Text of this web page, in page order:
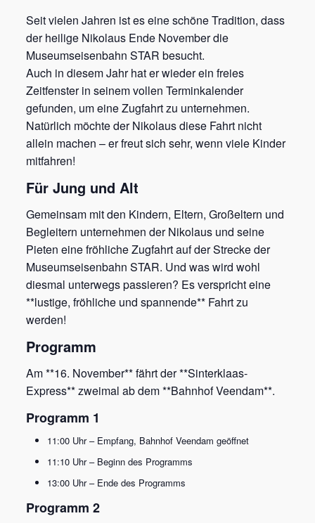
Seit vielen Jahren ist es eine schöne Tradition, dass
der heilige Nikolaus Ende November die
Museumseisenbahn STAR besucht.
Auch in diesem Jahr hat er wieder ein freies
Zeitfenster in seinem vollen Terminkalender
gefunden, um eine Zugfahrt zu unternehmen.
Natürlich möchte der Nikolaus diese Fahrt nicht
allein machen – er freut sich sehr, wenn viele Kinder
mitfahren!
Für Jung und Alt
Gemeinsam mit den Kindern, Eltern, Großeltern und
Begleitern unternehmen der Nikolaus und seine
Pieten eine fröhliche Zugfahrt auf der Strecke der
Museumseisenbahn STAR. Und was wird wohl
diesmal unterwegs passieren? Es verspricht eine
**lustige, fröhliche und spannende** Fahrt zu
werden!
Programm
Am **16. November** fährt der **Sinterklaas-
Express** zweimal ab dem **Bahnhof Veendam**.
Programm 1
11:00 Uhr – Empfang, Bahnhof Veendam geöffnet
11:10 Uhr – Beginn des Programms
13:00 Uhr – Ende des Programms
Programm 2